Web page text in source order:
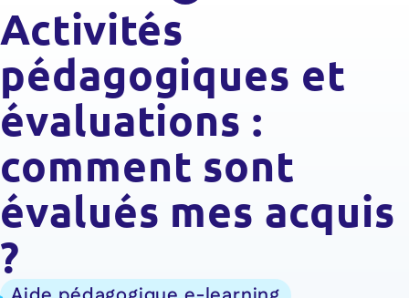
Activités
pédagogiques et
évaluations :
comment sont
évalués mes acquis
?